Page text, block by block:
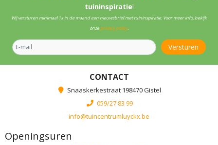
tuininspiratie!
Wij versturen minimaal 1x in de maand een nieuwsbrief met tuininspiratie. Voor meer info, bekijk
onzeprivacy policy.
CONTACT
Snaaskerkestraat 198470 Gistel
059/27 83 99
info@tuincentrumluyckx.be
Openingsuren